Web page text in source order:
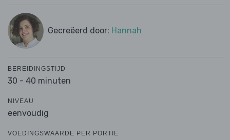
Gecreëerd door: Hannah
BEREIDINGSTIJD
30 - 40 minuten
NIVEAU
eenvoudig
VOEDINGSWAARDE PER PORTIE